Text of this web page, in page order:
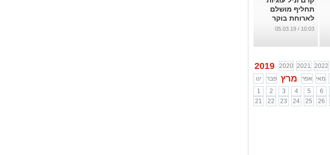
תחליף מושלם
לארוחת בוקר
מאוזנת!
10:03 / 05.03.19
2019 2020 2021 2022
ינו
פבר מרץ אפר מאי
1
2 3 4 5 6
21
22 23 24 25 26